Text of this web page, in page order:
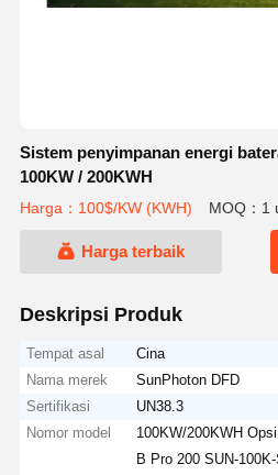
Sistem penyimpanan energi
100KW / 200KWH
Harga：100$/KW (KWH) MOQ：1
Harga terbaik
Deskripsi Produk
Tempat asal
Cina
Nama merek
SunPhoton DFD
Sertifikasi
UN38.3
Nomor model
100KW/200KWH
B Pro 200 SUN-